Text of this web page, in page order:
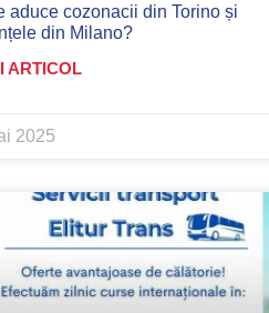
aduce cozonacii din Torino și
din Milano?
ARTICOL
2025